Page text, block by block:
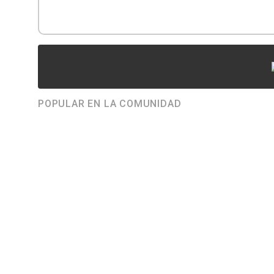
POPULAR EN LA COMUNIDAD